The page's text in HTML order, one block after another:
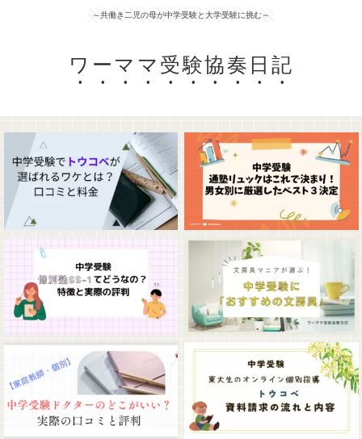
～共働き二児の母が中学受験と大学受験に挑む～
ワーママ受験協奏日記